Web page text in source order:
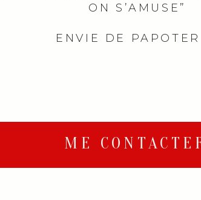
ON S’AMUSE”
ENVIE DE
ME